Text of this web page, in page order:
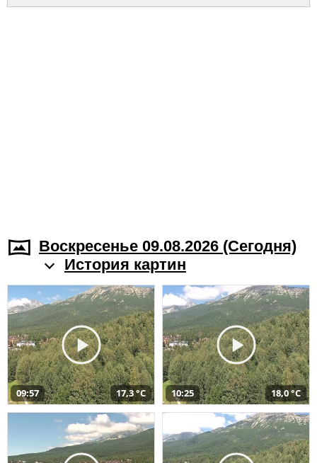
Воскресенье 09.08.2026 (Cегодня)
История картин
09:57 17,3 °C 10:25 18,0 °C